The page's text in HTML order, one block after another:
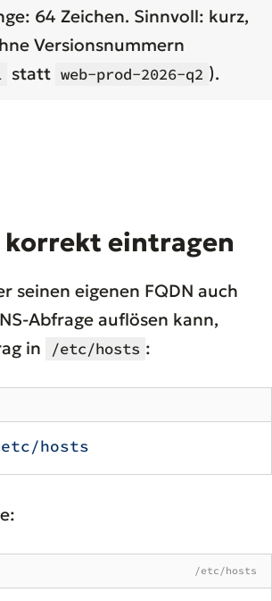
64 Zeichen. Sinnvoll: kurz,
Versionsnummern
statt web-prod-2026-q2 ).
korrekt eintragen
seinen eigenen FQDN auch
Abfrage auflösen kann,
in
/etc/hosts :
hosts
/etc/hosts